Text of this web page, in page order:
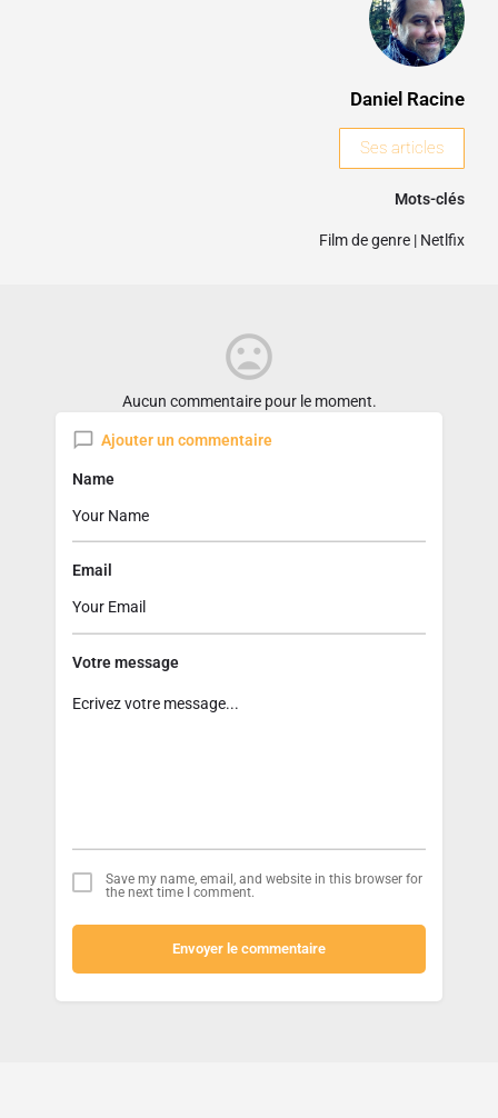
Daniel Racine
Ses articles
Mots-clés
Film de genre | Netlfix
Aucun commentaire pour le moment.
Ajouter un commentaire
Name
Email
Votre message
Save my name, email, and website in this browser for
the next time I comment.
Envoyer le commentaire